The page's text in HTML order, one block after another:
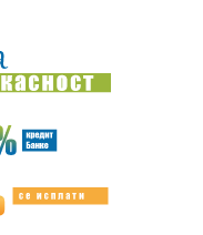
...
oko četiri sata